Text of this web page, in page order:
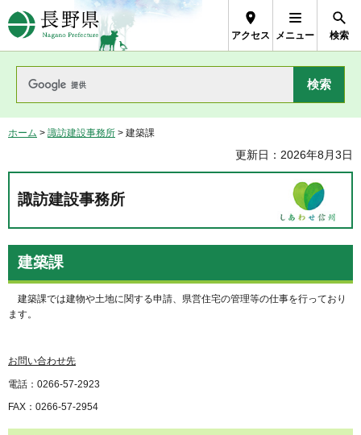
長野県Nagano Prefecture
アクセス メニュー 検索
ホーム > 諏訪建設事務所 > 建築課
更新日：2026年8月3日
諏訪建設事務所
建築課
建築課では建物や土地に関する申請、県営住宅の管理等の仕事を行っており
ます。
お問い合わせ先
電話：0266-57-2923
FAX：0266-57-2954